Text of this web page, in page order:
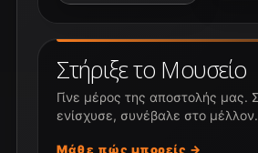
Στήριξε το Μουσείο
Γίνε μέρος της αποστολής μας.
ενίσχυσε, συνέβαλε στο μέλλον.
Μάθε πώς μπορείς →